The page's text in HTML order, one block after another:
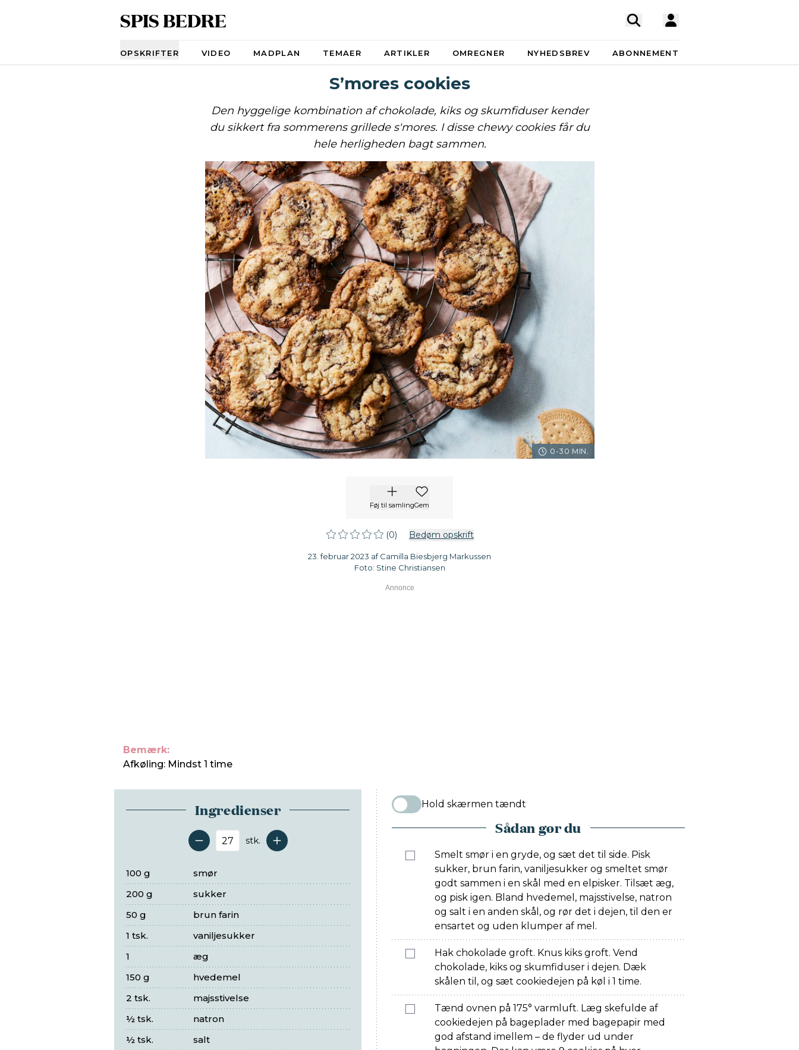
SPIS BEDRE
OPSKRIFTER VIDEO MADPLAN TEMAER ARTIKLER OMREGNER NYHEDSBREV ABONNEMENT
S’mores cookies
Den hyggelige kombination af chokolade, kiks og skumfiduser kender
du sikkert fra sommerens grillede s'mores. I disse chewy cookies får du
hele herligheden bagt sammen.
0-30 MIN.
Føj til samlingGem
(0) Bedøm opskrift
23. februar 2023 af Camilla Biesbjerg Markussen
Foto: Stine Christiansen
Bemærk:
Afkøling: Mindst 1 time
Ingredienser
Antal serveringer
stk.
smør
100 g
sukker
200 g
brun farin
50 g
vaniljesukker
1 tsk.
æg
1
hvedemel
150 g
majsstivelse
2 tsk.
natron
½ tsk.
salt
½ tsk.
Hold skærmen tændt
Sådan gør du
Smelt smør i en gryde, og sæt det til side. Pisk
sukker, brun farin, vaniljesukker og smeltet smør
godt sammen i en skål med en elpisker. Tilsæt æg,
og pisk igen. Bland hvedemel, majsstivelse, natron
og salt i en anden skål, og rør det i dejen, til den er
ensartet og uden klumper af mel.
Hak chokolade groft. Knus kiks groft. Vend
chokolade, kiks og skumfiduser i dejen. Dæk
skålen til, og sæt cookiedejen på køl i 1 time.
Tænd ovnen på 175° varmluft. Læg skefulde af
cookiedejen på bageplader med bagepapir med
god afstand imellem – de flyder ud under